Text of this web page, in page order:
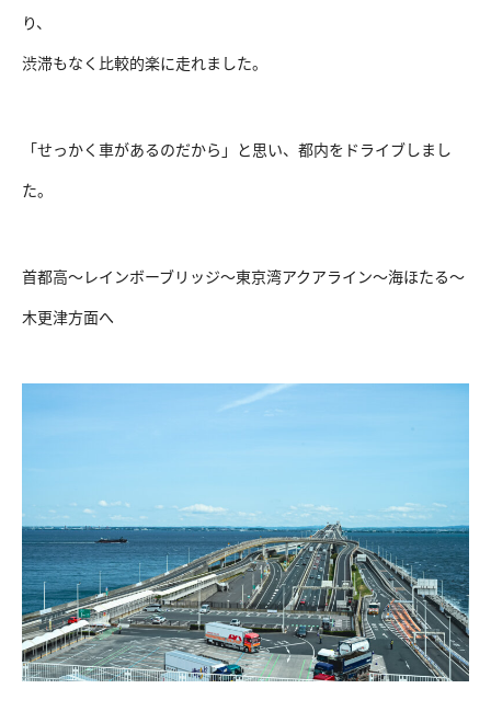
り、
渋滞もなく比較的楽に走れました。
「せっかく車があるのだから」と思い、都内をドライブしまし
た。
首都高〜レインボーブリッジ〜東京湾アクアライン〜海ほたる〜
木更津方面へ